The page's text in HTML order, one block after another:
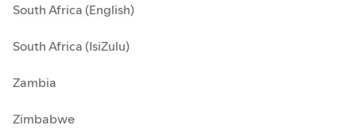
South Africa (English)
South Africa (IsiZulu)
Zambia
Zimbabwe